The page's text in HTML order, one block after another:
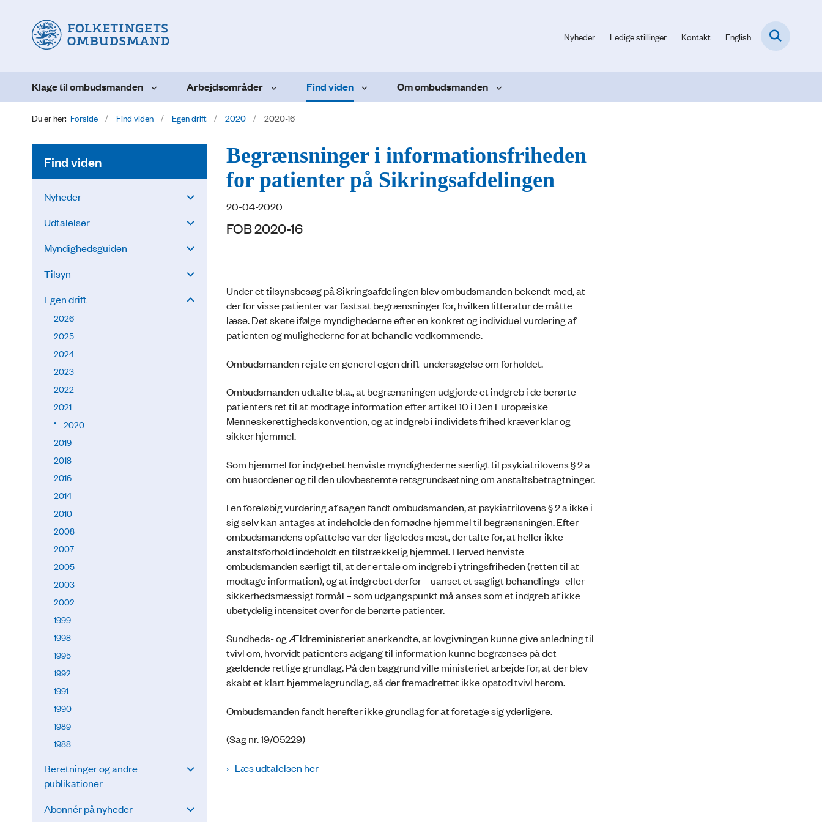
Nyheder Ledige stillinger Kontakt English
Klage til ombudsmanden Arbejdsområder Find viden Om ombudsmanden
Du er her: Forside Find viden Egen drift 2020 2020-16
Find viden
Nyheder
Udtalelser
Myndighedsguiden
Tilsyn
Egen drift
2026
2025
2024
2023
2022
2021
2020
2019
2018
2016
2014
2010
2008
2007
2005
2003
2002
1999
1998
1995
1992
1991
1990
1989
1988
Beretninger og andre
publikationer
Abonnér på nyheder
Begrænsninger i informationsfriheden
for patienter på Sikringsafdelingen
20-04-2020
FOB 2020-16
Under et tilsynsbesøg på Sikringsafdelingen blev ombudsmanden bekendt med, at
der for visse patienter var fastsat begrænsninger for, hvilken litteratur de måtte
læse. Det skete ifølge myndighederne efter en konkret og individuel vurdering af
patienten og mulighederne for at behandle vedkommende.
Ombudsmanden rejste en generel egen drift-undersøgelse om forholdet.
Ombudsmanden udtalte bl.a., at begrænsningen udgjorde et indgreb i de berørte
patienters ret til at modtage information efter artikel 10 i Den Europæiske
Menneskerettighedskonvention, og at indgreb i individets frihed kræver klar og
sikker hjemmel.
Som hjemmel for indgrebet henviste myndighederne særligt til psykiatrilovens § 2 a
om husordener og til den ulovbestemte retsgrundsætning om anstaltsbetragtninger.
I en foreløbig vurdering af sagen fandt ombudsmanden, at psykiatrilovens § 2 a ikke i
sig selv kan antages at indeholde den fornødne hjemmel til begrænsningen. Efter
ombudsmandens opfattelse var der ligeledes mest, der talte for, at heller ikke
anstaltsforhold indeholdt en tilstrækkelig hjemmel. Herved henviste
ombudsmanden særligt til, at der er tale om indgreb i ytringsfriheden (retten til at
modtage information), og at indgrebet derfor – uanset et sagligt behandlings- eller
sikkerhedsmæssigt formål – som udgangspunkt må anses som et indgreb af ikke
ubetydelig intensitet over for de berørte patienter.
Sundheds- og Ældreministeriet anerkendte, at lovgivningen kunne give anledning til
tvivl om, hvorvidt patienters adgang til information kunne begrænses på det
gældende retlige grundlag. På den baggrund ville ministeriet arbejde for, at der blev
skabt et klart hjemmelsgrundlag, så der fremadrettet ikke opstod tvivl herom.
Ombudsmanden fandt herefter ikke grundlag for at foretage sig yderligere.
(Sag nr. 19/05229)
Læs udtalelsen her